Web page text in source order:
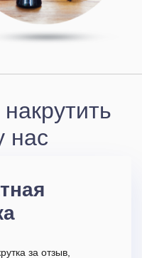
нас
за отзыв,